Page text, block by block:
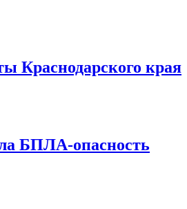
Краснодарского края
БПЛА-опасность